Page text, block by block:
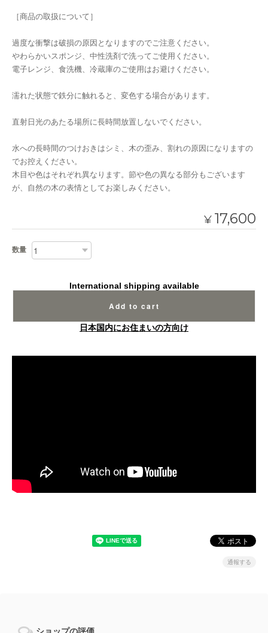
［商品の取扱について］
過度な衝撃は破損の原因となりますのでご注意ください。
やわらかいスポンジ、中性洗剤で洗ってご使用ください。
電子レンジ、食洗機、冷蔵庫のご使用はお避けください。
濡れた状態で鉄分に触れると、変色する場合があります。
直射日光のあたる場所に長時間放置しないでください。
水への長時間のつけおきはシミ、木の歪み、割れの原因になりますの
でお控えください。
木目や色はそれぞれ異なります。節や色の異なる部分もございます
が、自然の木の表情としてお楽しみください。
¥ 17,600
数量
International shipping available
Add to cart
日本国内にお住まいの方向け
通報する